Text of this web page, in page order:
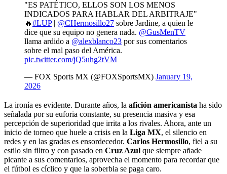
"ES PATÉTICO, ELLOS SON LOS MENOS
INDICADOS PARA HABLAR DEL ARBITRAJE"
🔥#LUP| @CHermosillo27 sobre Jardine, a quien le
dice que su equipo no genera nada. @GusMenTV
llama ardido a @alexblanco23 por sus comentarios
sobre el mal paso del América.
pic.twitter.com/jQ5uhg2tVM
— FOX Sports MX (@FOXSportsMX) January 19,
2026
La ironía es evidente. Durante años, la afición americanista ha sido
señalada por su euforia constante, su presencia masiva y esa
percepción de superioridad que irrita a los rivales. Ahora, ante un
inicio de torneo que huele a crisis en la Liga MX, el silencio en
redes y en las gradas es ensordecedor. Carlos Hermosillo, fiel a su
estilo sin filtro y con pasado en Cruz Azul que siempre añade
picante a sus comentarios, aprovecha el momento para recordar que
el fútbol es cíclico y que la soberbia se paga caro.